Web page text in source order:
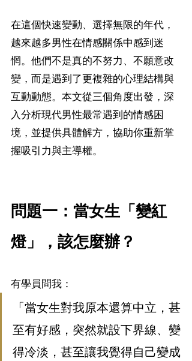
在這個快速變動、選擇無限的年代，
越來越多男性在情感關係中感到迷
惘。他們不是真的不努力、不願意改
變，而是遇到了更複雜的心理結構與
互動動態。本文從三個角度出發，深
入分析現代男性最常遇到的情感困
境，並提供具體解方，協助你重新掌
握吸引力與主導權。
問題一：當女生「變紅
燈」，該怎麼辦？
有學員問我：
「當女生對我原本還算中立，甚
至有好感，突然就設下界線、變
得冷淡，甚至讓我覺得自己變成